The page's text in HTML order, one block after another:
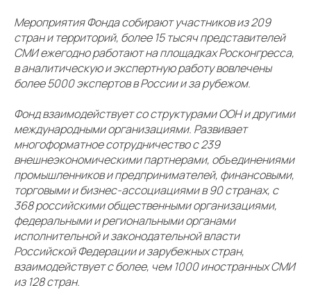
Мероприятия Фонда собирают участников из 209
стран и территорий, более 15 тысяч представителей
СМИ ежегодно работают на площадках Росконгресса,
в аналитическую и экспертную работу вовлечены
более 5000 экспертов в России и за рубежом.
Фонд взаимодействует со структурами ООН и другими
международными организациями. Развивает
многоформатное сотрудничество с 239
внешнеэкономическими партнерами, объединениями
промышленников и предпринимателей, финансовыми,
торговыми и бизнес-ассоциациями в 90 странах, с
368 российскими общественными организациями,
федеральными и региональными органами
исполнительной и законодательной власти
Российской Федерации и зарубежных стран,
взаимодействует с более, чем 1000 иностранных СМИ
из 128 стран.